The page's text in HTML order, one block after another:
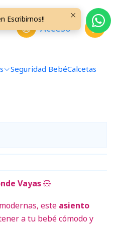
Acceso
Seguridad BebéCalcetas
Vayas🧸
este asiento
a tu bebé cómodo y
Escribirnos!!